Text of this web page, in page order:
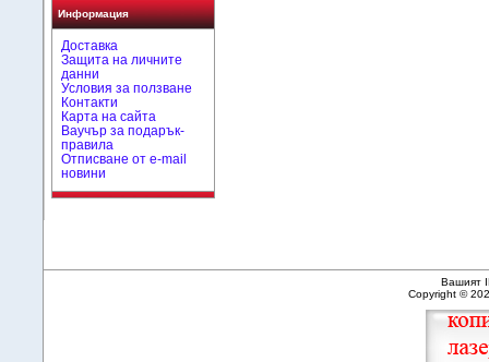
Информация
Доставка
Защита на личните
данни
Условия за ползване
Контакти
Карта на сайта
Ваучър за подарък-
правила
Отписване от e-mail
новини
Вашият
Copyright ©